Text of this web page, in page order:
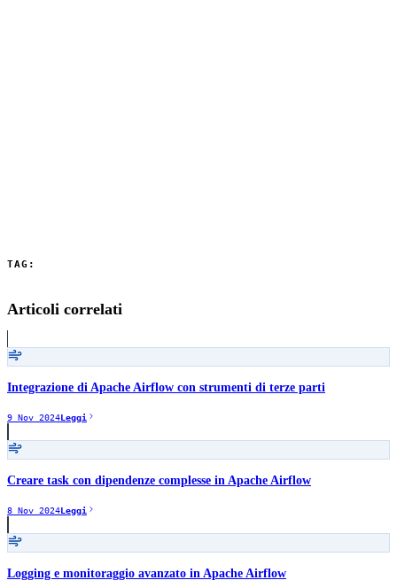
TAG:
Articoli correlati
Integrazione di Apache Airflow con strumenti di terze parti
9 Nov 2024Leggi
Creare task con dipendenze complesse in Apache Airflow
8 Nov 2024Leggi
Logging e monitoraggio avanzato in Apache Airflow